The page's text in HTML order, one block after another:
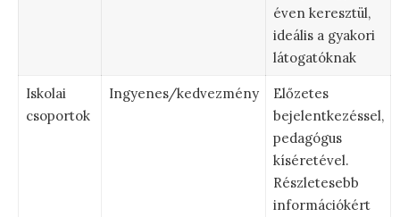
éven keresztül,
ideális a gyakori
látogatóknak
Iskolai
csoportok
Ingyenes/kedvezmény
Előzetes
bejelentkezéssel,
pedagógus
kíséretével.
Részletesebb
információkért